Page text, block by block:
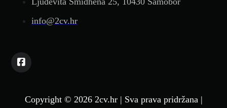
info@2cv.hr
Copyright © 2026 2cv.hr | Sva prava pridržana |